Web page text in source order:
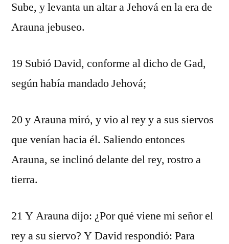
Sube, y levanta un altar a Jehová en la era de
Arauna jebuseo.
19 Subió David, conforme al dicho de Gad,
según había mandado Jehová;
20 y Arauna miró, y vio al rey y a sus siervos
que venían hacia él. Saliendo entonces
Arauna, se inclinó delante del rey, rostro a
tierra.
21 Y Arauna dijo: ¿Por qué viene mi señor el
rey a su siervo? Y David respondió: Para